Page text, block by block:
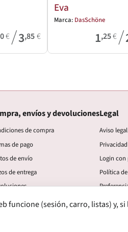
€/3,85€
Eva
Marca: DasSchöne
1,25€/
envíos y devoluciones
de compra
de pago
de envío
de entrega
Legal
Aviso legal
Privacidad
Login con
Política
funcione (sesión, carro, listas) y, si